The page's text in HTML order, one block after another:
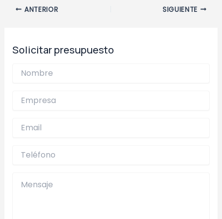
con proveedores. Esto se realiza siempre
Navegación
ANTERIOR SIGUIENTE
Solicitar presupuesto